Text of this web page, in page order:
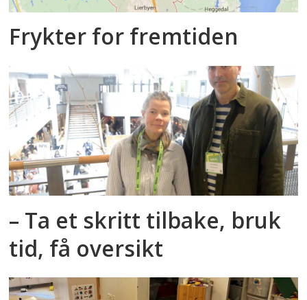
Frykter for fremtiden
– Ta et skritt tilbake, bruk
tid, få oversikt